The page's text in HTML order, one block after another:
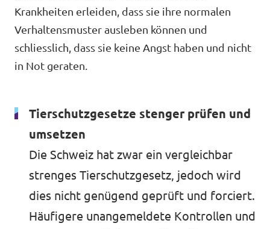
Volt Frankreich
Volt Italien
Volt Niederlande
Wahlen 2026
Familienzeit-Initiative
Medienspiegel
Spenden
FAQ
Krankheiten erleiden, dass sie ihre normalen
Verhaltensmuster ausleben können und
schliesslich, dass sie keine Angst haben und nicht
in Not geraten.
Tierschutzgesetze stenger prüfen und
umsetzen
Die Schweiz hat zwar ein vergleichbar
strenges Tierschutzgesetz, jedoch wird
dies nicht genügend geprüft und forciert.
Häufigere unangemeldete Kontrollen und